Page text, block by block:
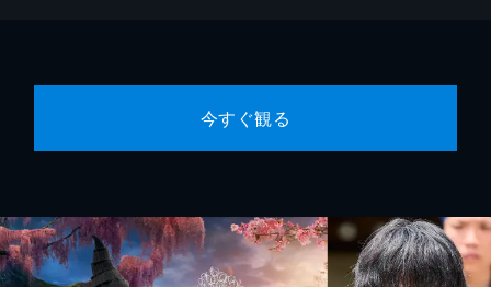
今すぐ観る